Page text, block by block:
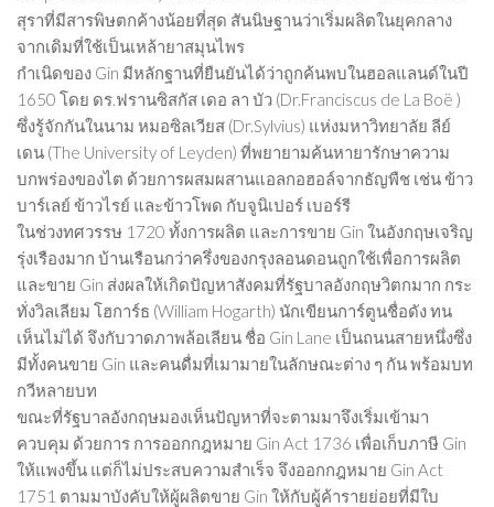
สุราที่มีสารพิษตกค้างน้อยที่สุด สันนิษฐานว่าเริ่มผลิตในยุคกลาง
จากเดิมที่ใช้เป็นเหล้ายาสมุนไพร
กำเนิดของ Gin มีหลักฐานที่ยืนยันได้ว่าถูกค้นพบในฮอลแลนด์ในปี
1650 โดย ดร.ฟรานซิสกัส เดอ ลา บัว (Dr.Franciscus de La Boë )
ซึ่งรู้จักกันในนาม หมอซิลเวียส (Dr.Sylvius) แห่งมหาวิทยาลัย ลีย์
เดน (The University of Leyden) ที่พยายามค้นหายารักษาความ
บกพร่องของไต ด้วยการผสมผสานแอลกอฮอล์จากธัญพืช เช่น ข้าว
บาร์เลย์ ข้าวไรย์ และข้าวโพด กับจูนิเปอร์ เบอร์รี
ในช่วงทศวรรษ 1720 ทั้งการผลิต และการขาย Gin ในอังกฤษเจริญ
รุ่งเรืองมาก บ้านเรือนกว่าครึ่งของกรุงลอนดอนถูกใช้เพื่อการผลิต
และขาย Gin ส่งผลให้เกิดปัญหาสังคมที่รัฐบาลอังกฤษวิตกมาก กระ
ทั่งวิลเลียม โฮการ์ธ (William Hogarth) นักเขียนการ์ตูนชื่อดัง ทน
เห็นไม่ได้ จึงกับวาดภาพล้อเลียน ชื่อ Gin Lane เป็นถนนสายหนึ่งซึ่ง
มีทั้งคนขาย Gin และคนดื่มที่เมามายในลักษณะต่าง ๆ กัน พร้อมบท
กวีหลายบท
ขณะที่รัฐบาลอังกฤษมองเห็นปัญหาที่จะตามมาจึงเริ่มเข้ามา
ควบคุม ด้วยการ การออกกฎหมาย Gin Act 1736 เพื่อเก็บภาษี Gin
ให้แพงขึ้น แต่ก็ไม่ประสบความสำเร็จ จึงออกกฎหมาย Gin Act
1751 ตามมาบังคับให้ผู้ผลิตขาย Gin ให้กับผู้ค้ารายย่อยที่มีใบ